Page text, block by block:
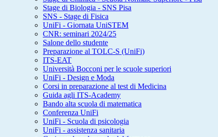
Stage di Biologia - SNS Pisa
SNS - Stage di Fisica
UniFi - Giornata UniSTEM
CNR: seminari 2024/25
Salone dello studente
Preparazione al TOLC-S (UniFi)
ITS-EAT
Università Bocconi per le scuole superiori
UniFi - Design e Moda
Corsi in preparazione al test di Medicina
Guida agli ITS-Academy
Bando alta scuola di matematica
Conferenza UniFi
UniFi - Scuola di psicologia
UniFi - assistenza sanitaria